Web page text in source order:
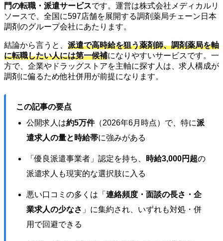
門の転職・派遣サービスです。運営は株式会社メディカルリ
ソースで、全国に597店舗を展開する調剤薬局チェーン日本
調剤のグループ会社にあたります。
結論から言うと、 派遣で高時給を狙う薬剤師、調剤薬局を軸
に転職したい人には第一候補になりやすいサービスです。一
方で、企業やドラッグストアを主軸に探す人は、求人構成が
調剤に偏るため他社併用が前提になります。
この記事の要点
公開求人は約5万件（2026年6月時点）で、特に派
遣求人の量と時給帯に強みがある
「優良派遣事業者」認定を持ち、 時給3,000円超の
派遣求人も現実的な選択肢に入る
悪い口コミの多くは「 連絡頻度・面談の長さ・企
業求人の少なさ 」に集約され、いずれも対処・併
用で回避できる